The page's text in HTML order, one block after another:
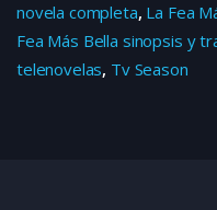
novela completa, La Fea
Fea Más Bella sinopsis y
telenovelas, Tv Season